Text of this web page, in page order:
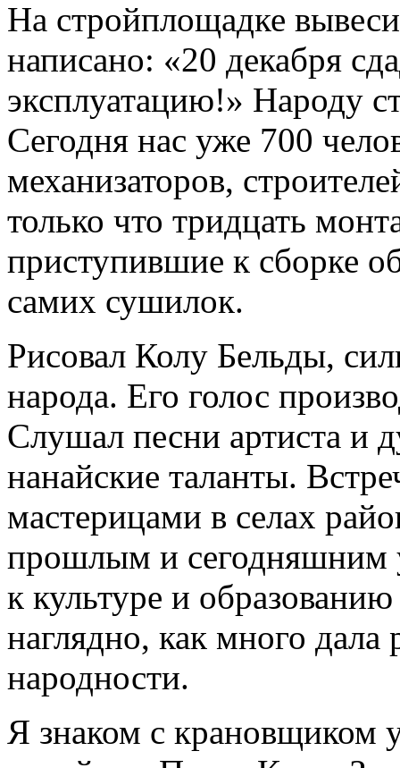
На стройплощадке
написано: «20 декабря
эксплуатацию!» Народу
Сегодня нас уже 700
механизаторов,
только что тридцать
приступившие к сборке
самих сушилок.
Рисовал Колу Бельды,
народа. Его голос
Слушал песни артиста и
нанайские таланты.
мастерицами в селах
прошлым и сегодняшним
к культуре и
наглядно, как много
народности.
Я знаком с крановщиком